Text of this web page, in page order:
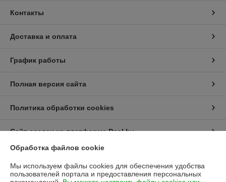
Контакты
Доставка и оплата
График работы
Полная версия сайта
Политика обработки cookies
Сайт создан на платформе Deal.by
Информация для покупателя
Юридическое лицо:Полипарк ОДО (редакция)
Обработка файлов cookie
Мы используем файлы cookies для обеспечения удобства
пользователей портала и предоставления персональных